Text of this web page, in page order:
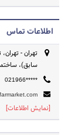
اطلاعات تماس
تهران -
سابق)،
021966*****
[نمایش اطلاعات]